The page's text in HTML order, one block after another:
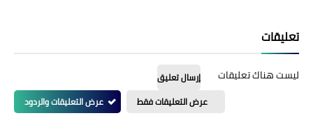
تعليقات
ليست هناك تعليقات
إرسال تعليق
عرض التعليقات فقط
عرض التعليقات والردود